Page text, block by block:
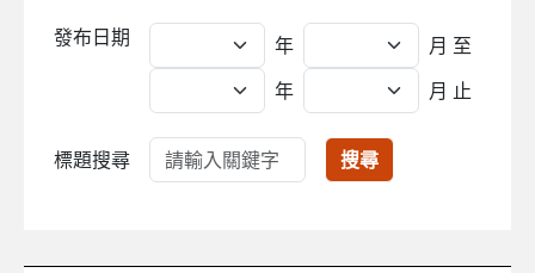
發布日期 年 月 至
年
月 止
標題搜尋 搜尋